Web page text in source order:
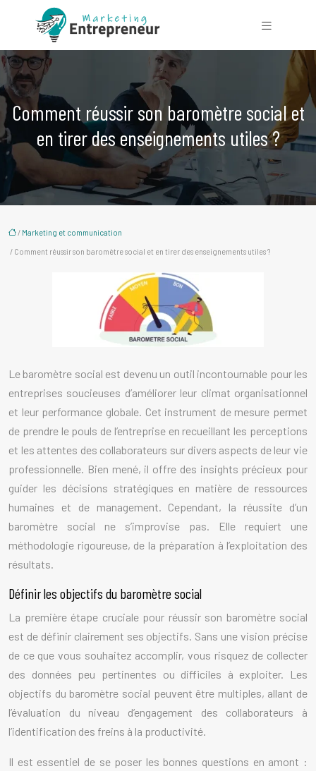
Comment réussir son baromètre social et
en tirer des enseignements utiles ?
/ Marketing et communication
/ Comment réussir son baromètre social et en tirer des enseignements utiles ?
Le baromètre social est devenu un outil incontournable pour les
entreprises soucieuses d’améliorer leur climat organisationnel
et leur performance globale. Cet instrument de mesure permet
de prendre le pouls de l’entreprise en recueillant les perceptions
et les attentes des collaborateurs sur divers aspects de leur vie
professionnelle. Bien mené, il offre des insights précieux pour
guider les décisions stratégiques en matière de ressources
humaines et de management. Cependant, la réussite d’un
baromètre social ne s’improvise pas. Elle requiert une
méthodologie rigoureuse, de la préparation à l’exploitation des
résultats.
Définir les objectifs du baromètre social
La première étape cruciale pour réussir son baromètre social
est de définir clairement ses objectifs. Sans une vision précise
de ce que vous souhaitez accomplir, vous risquez de collecter
des données peu pertinentes ou difficiles à exploiter. Les
objectifs du baromètre social peuvent être multiples, allant de
l’évaluation du niveau d’engagement des collaborateurs à
l’identification des freins à la productivité.
Il est essentiel de se poser les bonnes questions en amont :